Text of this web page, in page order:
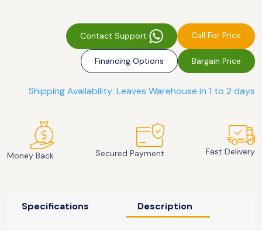
Call For Price
Bargain Price
Financing Options
Shipping Availability: Leaves Warehouse in 1 to 2 days
Fast Delivery
Secured Payment
Money Back
Description
Specifications